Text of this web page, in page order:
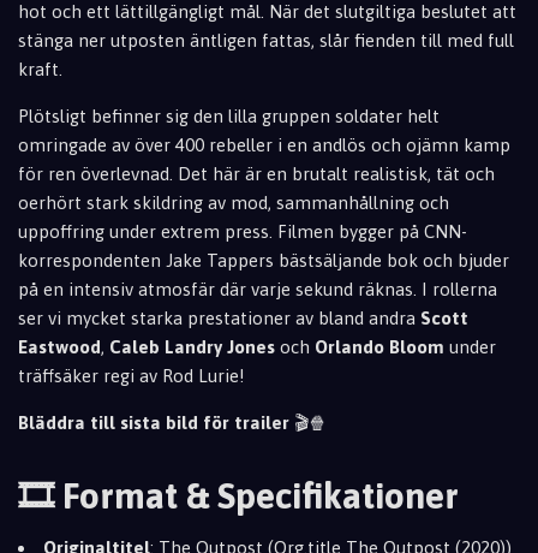
hot och ett lättillgängligt mål. När det slutgiltiga beslutet att
stänga ner utposten äntligen fattas, slår fienden till med full
kraft.
Plötsligt befinner sig den lilla gruppen soldater helt
omringade av över 400 rebeller i en andlös och ojämn kamp
för ren överlevnad. Det här är en brutalt realistisk, tät och
oerhört stark skildring av mod, sammanhållning och
uppoffring under extrem press. Filmen bygger på CNN-
korrespondenten Jake Tappers bästsäljande bok och bjuder
på en intensiv atmosfär där varje sekund räknas. I rollerna
ser vi mycket starka prestationer av bland andra Scott
Eastwood, Caleb Landry Jones och Orlando Bloom under
träffsäker regi av Rod Lurie!
Bläddra till sista bild för trailer 🎬🍿
🎞️ Format & Specifikationer
Originaltitel: The Outpost (Org.title The Outpost (2020))